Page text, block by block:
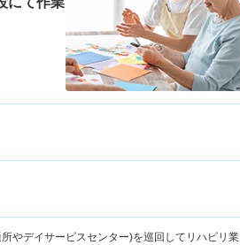
やデイサービスセンター)を巡回してリハビリ業